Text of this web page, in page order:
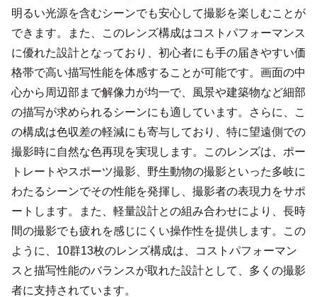
明るい光源を含むシーンでも安心して撮影を楽しむことが
できます。また、このレンズ構成はコストパフォーマンス
に優れた設計となっており、初心者にも手の届きやすい価
格帯で高い描写性能を体感することが可能です。画面の中
心から周辺部まで解像力が均一で、風景や建築物など細部
の描写が求められるシーンにも適しています。さらに、こ
の構成は色収差の軽減にも寄与しており、特に望遠側での
撮影時に自然な色再現を実現します。このレンズは、ポー
トレートやスポーツ撮影、野生動物の撮影といった多岐に
わたるシーンでその性能を発揮し、撮影者の表現力をサポ
ートします。また、軽量設計との組み合わせにより、長時
間の撮影でも疲れを感じにくい操作性を提供します。この
ように、10群13枚のレンズ構成は、コストパフォーマン
スと描写性能のバランスが取れた設計として、多くの撮影
者に支持されています。